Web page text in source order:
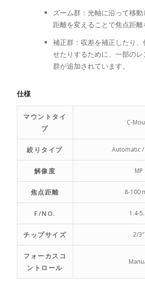
ズーム群：光軸に沿って移
距離を変えることで焦点距離
補正群：収差を補正したり、
せたりするために、一部の
群が追加されています。
仕様
マウントタイ
プ
C-
絞りタイプ Automatic /
解像度 MP
焦点距離 8-100
F/NO. 1.4-
チップサイズ 2/3″
フォーカスコ
ントロール